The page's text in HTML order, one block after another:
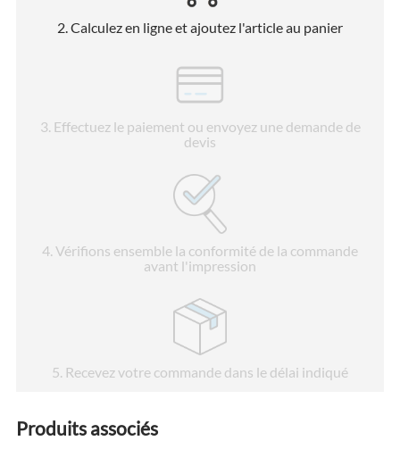
2. Calculez en ligne et ajoutez l'article au panier
3. Effectuez le paiement ou envoyez une demande de
devis
4. Vérifions ensemble la conformité de la commande
avant l'impression
5. Recevez votre commande dans le délai indiqué
Produits associés